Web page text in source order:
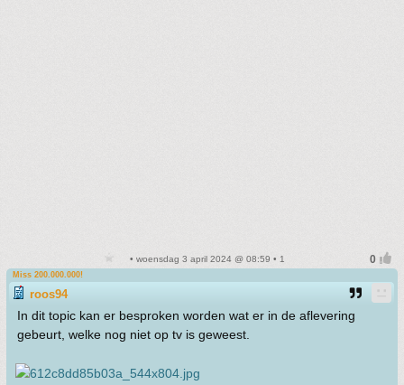
• woensdag 3 april 2024 @ 08:59 • 1
Miss 200.000.000!
roos94
In dit topic kan er besproken worden wat er in de aflevering
gebeurt, welke nog niet op tv is geweest.